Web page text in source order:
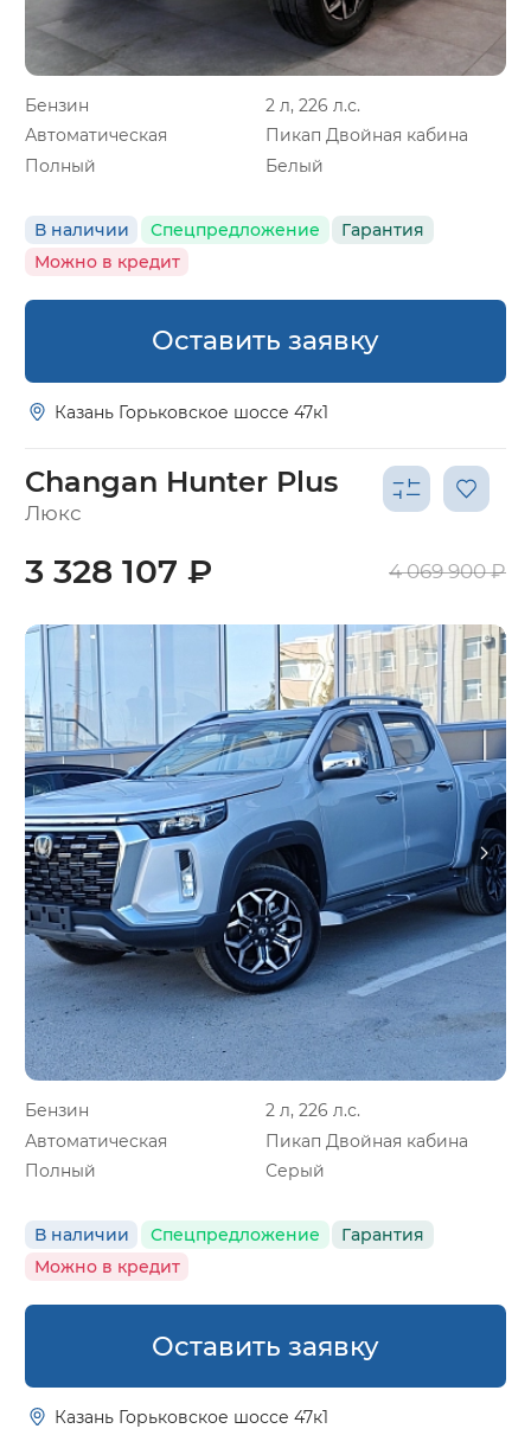
Бензин
2 л, 226 л.с.
Автоматическая
Пикап Двойная кабина
Полный
Белый
В наличии Спецпредложение
Гарантия
Можно в кредит
Оставить заявку
Казань Горьковское шоссе 47к1
Changan Hunter Plus
Люкс
Бензин
2 л, 226 л.с.
Автоматическая
Пикап Двойная кабина
Полный
Серый
В наличии Спецпредложение
Гарантия
Можно в кредит
3 328 107 ₽ 4 069 900 ₽
Оставить заявку
Казань Горьковское шоссе 47к1